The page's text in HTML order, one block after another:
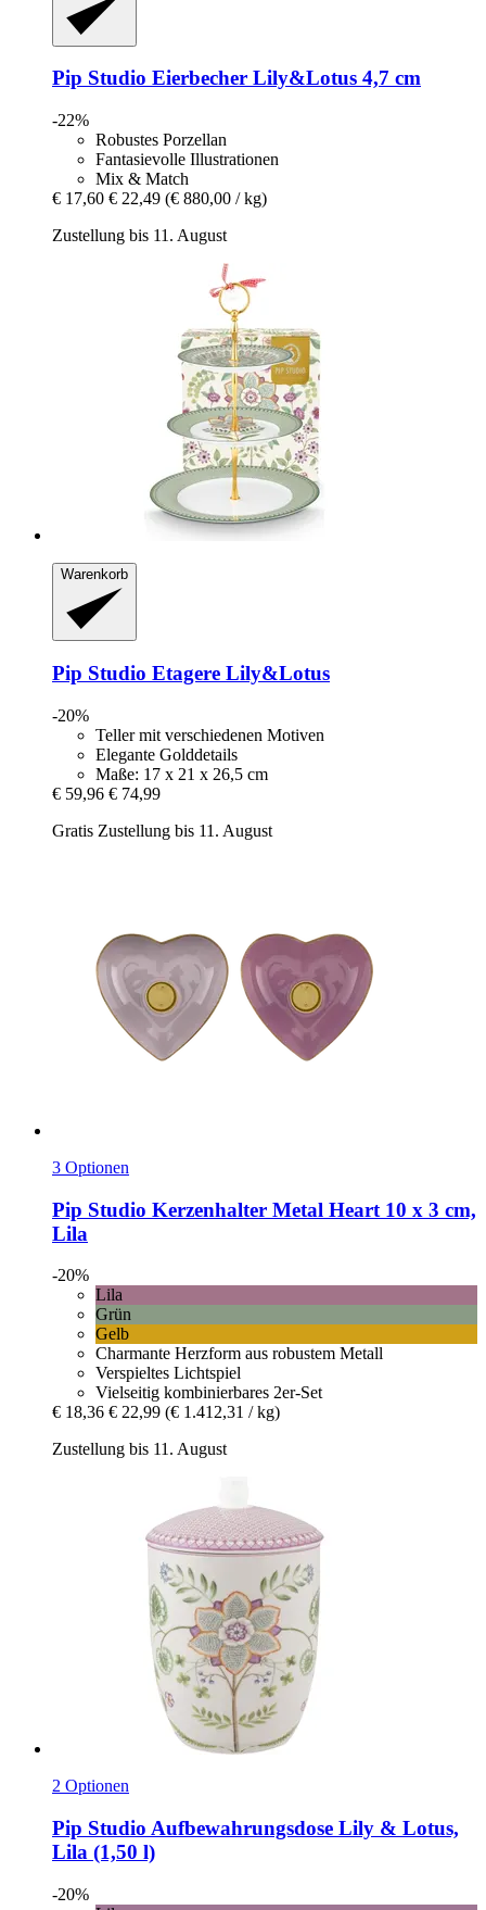
Pip Studio Eierbecher Lily&Lotus 4,7 cm
-22%
Robustes Porzellan
Fantasievolle Illustrationen
Mix & Match
€ 17,60 € 22,49 (€ 880,00 / kg)
Zustellung bis 11. August
Warenkorb
Pip Studio Etagere Lily&Lotus
-20%
Teller mit verschiedenen Motiven
Elegante Golddetails
Maße: 17 x 21 x 26,5 cm
€ 59,96 € 74,99
Gratis Zustellung bis 11. August
3 Optionen
Pip Studio Kerzenhalter Metal Heart 10 x 3 cm,
Lila
-20%
Lila
Grün
Gelb
Charmante Herzform aus robustem Metall
Verspieltes Lichtspiel
Vielseitig kombinierbares 2er-Set
€ 18,36 € 22,99 (€ 1.412,31 / kg)
Zustellung bis 11. August
2 Optionen
Pip Studio Aufbewahrungsdose Lily & Lotus,
Lila (1,50 l)
-20%